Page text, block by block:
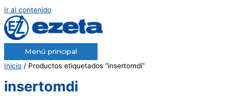
Ir al contenido
Menú principal
Inicio / Productos etiquetados “insertomdi”
insertomdi